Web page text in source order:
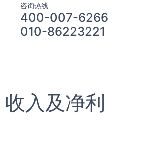
咨询热线
400-007-6266
010-86223221
入及净利